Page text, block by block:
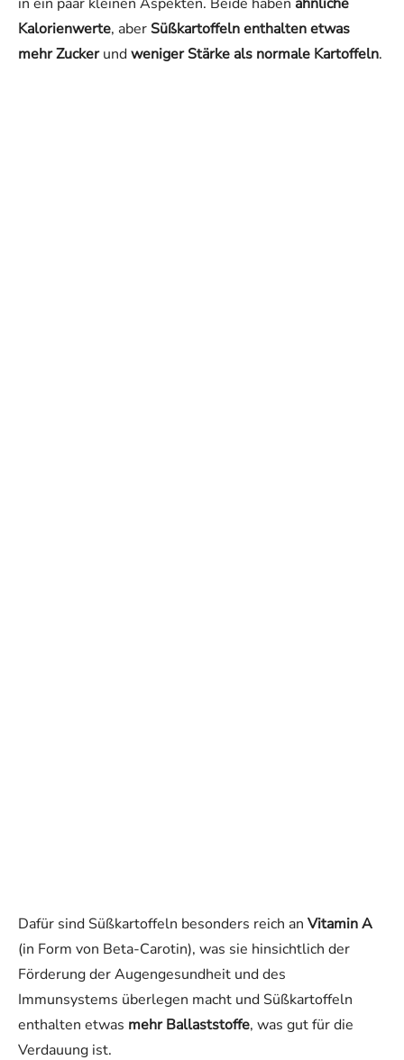
Kalorienwerte, aberSüßkartoffeln enthalten etwas
mehr Zuckerundweniger Stärke als normale Kartoffeln.
Dafür sind Süßkartoffeln besonders reich an Vitamin A
(in Form von Beta-Carotin), was sie hinsichtlich der
Förderung der Augengesundheit und des
Immunsystems überlegen macht und Süßkartoffeln
enthalten etwas mehr Ballaststoffe, was gut für die
Verdauung ist.